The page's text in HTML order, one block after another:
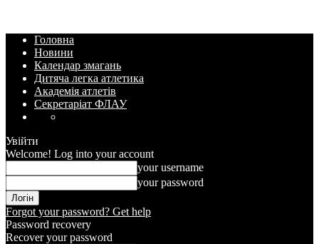
Головна
Новини
Календар змагань
Дитяча легка атлетика
Академія атлетів
Секретаріат ФЛАУ
Увійти
Welcome! Log into your account
your username
your password
Forgot your password? Get help
Password recovery
Recover your password